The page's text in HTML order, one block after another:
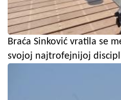
Braća Sinković vratila se
svojoj najtrofejnijoj